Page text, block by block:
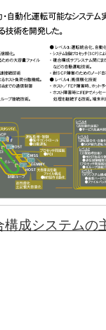
構成システムの